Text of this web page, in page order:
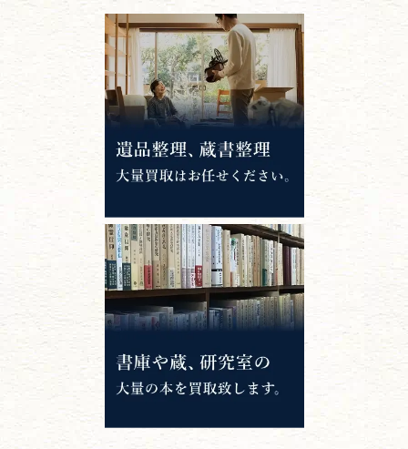
江戸時代の書物
唐本・漢籍・
中国書物・朝鮮本
錦絵・浮世絵・版画・刷り物
専門書・ 学術書
哲学書・思想書
心理学・倫理学
仏教書
神道・神社仏閣
イスラム教
キリスト教